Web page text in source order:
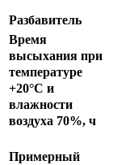
Разбавитель
Время
высыхания при
температуре
+20°С и
влажности
воздуха 70%, ч
Примерный